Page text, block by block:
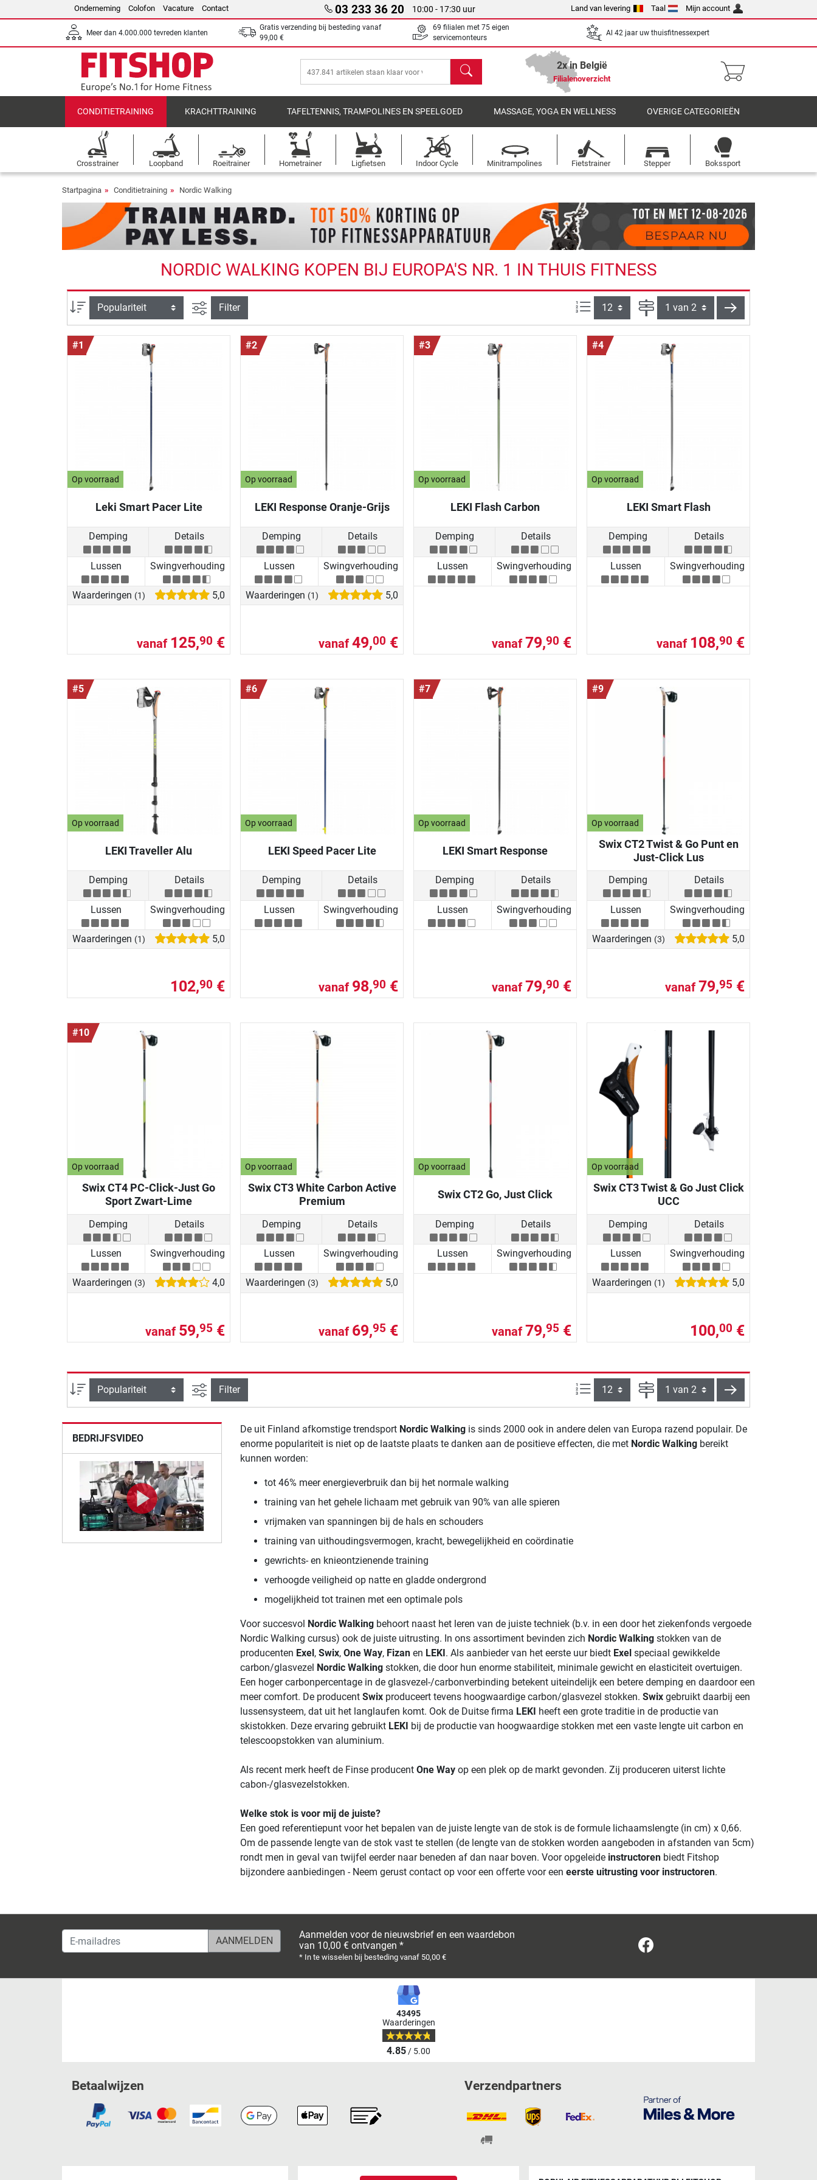
Onderneming Colofon Vacature Contact 03 233 36 20 10:00 - 17:30 uur Land van levering Taal Mijn account
Meer dan 4.000.000 tevreden klanten
Gratis verzending bij besteding vanaf
99,00 €
69 filialen met 75 eigen
servicemonteurs
Al 42 jaar uw thuisfitnessexpert
Zoeken 2x in België
Filialenoverzicht
CONDITIETRAINING KRACHTTRAINING TAFELTENNIS, TRAMPOLINES EN SPEELGOED MASSAGE, YOGA EN WELLNESS OVERIGE CATEGORIEËN
Crosstrainer Loopband Roeitrainer Hometrainer Ligfietsen Indoor Cycle Minitrampolines Fietstrainer Stepper Bokssport
Startpagina Conditietraining Nordic Walking
NORDIC WALKING KOPEN BIJ EUROPA'S NR. 1 IN THUIS FITNESS
Sortering Zoeken binnen de resultaten
Filter Artikelen per pagina:
Pagina verder
#1
Op voorraad
Leki Smart Pacer Lite
Demping Details
Lussen Swingverhouding
Waarderingen (1) 5,0
vanaf 125,90 €
#2
Op voorraad
LEKI Response Oranje-Grijs
Demping Details
Lussen Swingverhouding
Waarderingen (1) 5,0
vanaf49,00 €
#3
Op voorraad
LEKI Flash Carbon
Demping Details
Lussen Swingverhouding
vanaf79,90 €
#4
Op voorraad
LEKI Smart Flash
Demping Details
Lussen Swingverhouding
vanaf 108,90 €
#5
Op voorraad
LEKI Traveller Alu
Demping Details
Lussen Swingverhouding
Waarderingen (1) 5,0
102,90 €
#6
Op voorraad
LEKI Speed Pacer Lite
Demping Details
Lussen Swingverhouding
vanaf 98,90 €
#7
Op voorraad
LEKI Smart Response
Demping Details
Lussen Swingverhouding
vanaf79,90 €
#9
Op voorraad
Swix CT2 Twist & Go Punt en
Just-Click Lus
Demping Details
Lussen Swingverhouding
Waarderingen (3) 5,0
vanaf79,95 €
#10
Op voorraad
Swix CT4 PC-Click-Just Go
Sport Zwart-Lime
Demping Details
Lussen Swingverhouding
Waarderingen (3) 4,0
vanaf 59,95 €
Op voorraad
Swix CT3 White Carbon Active
Premium
Demping Details
Lussen Swingverhouding
Waarderingen (3) 5,0
vanaf 69,95 €
Op voorraad
Swix CT2 Go, Just Click
Demping Details
Lussen Swingverhouding
vanaf79,95 €
Op voorraad
Swix CT3 Twist & Go Just Click
UCC
Demping Details
Lussen Swingverhouding
Waarderingen (1) 5,0
100,00 €
Sortering Zoeken binnen de resultaten
Filter Artikelen per pagina:
Pagina verder
BEDRIJFSVIDEO
De uit Finland afkomstige trendsport Nordic Walkingis sinds 2000 ook in andere delen van Europa razend populair. De
enorme populariteit is niet op de laatste plaats te danken aan de positieve effecten, die met Nordic Walkingbereikt
kunnen worden:
tot 46% meer energieverbruik dan bij het normale walking
training van het gehele lichaam met gebruik van 90% van alle spieren
vrijmaken van spanningen bij de hals en schouders
training van uithoudingsvermogen, kracht, bewegelijkheid en coördinatie
gewrichts- en knieontzienende training
verhoogde veiligheid op natte en gladde ondergrond
mogelijkheid tot trainen met een optimale pols
Voor succesvol Nordic Walkingbehoort naast het leren van de juiste techniek (b.v. in een door het ziekenfonds vergoede
Nordic Walking cursus) ook de juiste uitrusting. In ons assortiment bevinden zich Nordic Walkingstokken van de
producenten Exel, Swix, One Way, Fizanen LEKI. Als aanbieder van het eerste uur biedt Exelspeciaal gewikkelde
carbon/glasvezel Nordic Walkingstokken, die door hun enorme stabiliteit, minimale gewicht en elasticiteit overtuigen.
Een hoger carbonpercentage in de glasvezel-/carbonverbinding betekent uiteindelijk een betere demping en daardoor een
meer comfort. De producent Swix produceert tevens hoogwaardige carbon/glasvezel stokken. Swixgebruikt daarbij een
lussensysteem, dat uit het langlaufen komt. Ook de Duitse firma LEKI heeft een grote traditie in de productie van
skistokken. Deze ervaring gebruikt LEKI bij de productie van hoogwaardige stokken met een vaste lengte uit carbon en
telescoopstokken van aluminium.
Als recent merk heeft de Finse producent One Wayop een plek op de markt gevonden. Zij produceren uiterst lichte
cabon-/glasvezelstokken.
Welke stok is voor mij de juiste?
Een goed referentiepunt voor het bepalen van de juiste lengte van de stok is de formule lichaamslengte (in cm) x 0,66.
Om de passende lengte van de stok vast te stellen (de lengte van de stokken worden aangeboden in afstanden van 5cm)
rondt men in geval van twijfel eerder naar beneden af dan naar boven. Voor opgeleide instructorenbiedt Fitshop
bijzondere aanbiedingen - Neem gerust contact op voor een offerte voor een eerste uitrusting voor instructoren.
E-mailadres
Aanmelden voor de nieuwsbrief en een waardebon
van 10,00 € ontvangen *
* In te wisselen bij besteding vanaf 50,00 €
43495
Waarderingen
4.85/ 5.00
Betaalwijzen Verzendpartners